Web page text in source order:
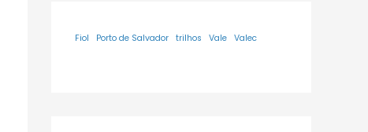
Fiol Porto de Salvador trilhos Vale Valec